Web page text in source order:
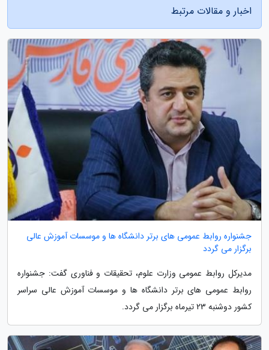
اخبار و مقالات مرتبط
جشنواره روابط عمومی های برتر دانشگاه ها و موسسات آموزش عالی
برگزار می گردد
مدیرکل روابط عمومی وزارت علوم، تحقیقات و فناوری گفت: جشنواره
روابط عمومی های برتر دانشگاه ها و موسسات آموزش عالی سراسر
کشور دوشنبه 23 تیرماه برگزار می گردد.